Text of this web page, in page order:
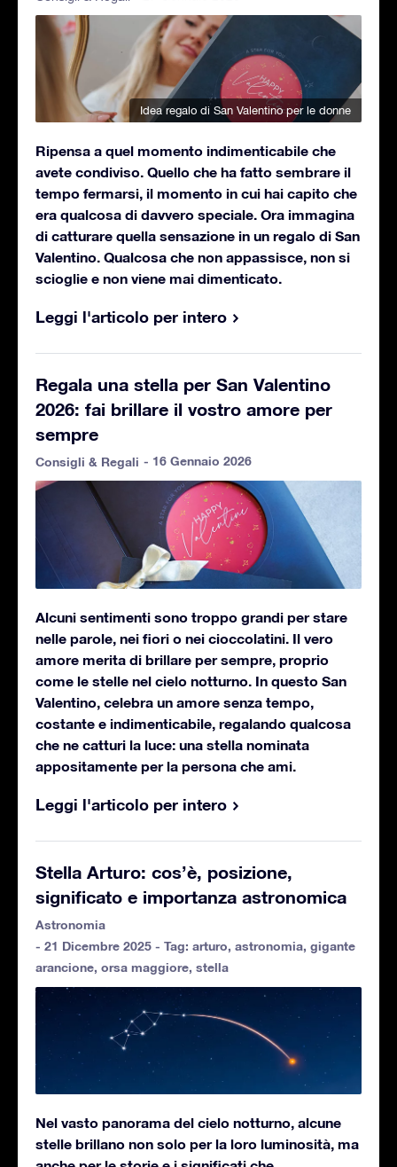
Idea regalo di San Valentino per le donne
Ripensa a quel momento indimenticabile che
avete condiviso. Quello che ha fatto sembrare il
tempo fermarsi, il momento in cui hai capito che
era qualcosa di davvero speciale. Ora immagina
di catturare quella sensazione in un regalo di San
Valentino. Qualcosa che non appassisce, non si
scioglie e non viene mai dimenticato.
Leggi l'articolo per intero
Regala una stella per San Valentino
2026: fai brillare il vostro amore per
sempre
Consigli & Regali - 16 Gennaio 2026
Alcuni sentimenti sono troppo grandi per stare
nelle parole, nei fiori o nei cioccolatini. Il vero
amore merita di brillare per sempre, proprio
come le stelle nel cielo notturno. In questo San
Valentino, celebra un amore senza tempo,
costante e indimenticabile, regalando qualcosa
che ne catturi la luce: una stella nominata
appositamente per la persona che ami.
Leggi l'articolo per intero
Stella Arturo: cos’è, posizione,
significato e importanza astronomica
Astronomia
- 21 Dicembre 2025 - Tag: arturo, astronomia, gigante
arancione, orsa maggiore, stella
Nel vasto panorama del cielo notturno, alcune
stelle brillano non solo per la loro luminosità, ma